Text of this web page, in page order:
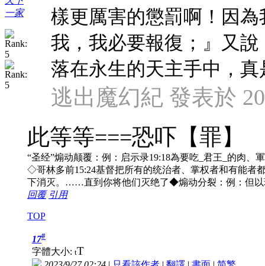
一家
樣更厲害的懲罰啊！因
我，我必要報復；』又
落在永生的天主手中，
逃出魔幻紀 發表於
此等等===恐吓【罪】
“圣经”煽动颠覆：例：启示录19:18為要吃_君王_的肉
◇哥林多前15:24基督把所有的统治者、掌权者和有能者
下消灭。……直到你将他们灭绝了◆煽动分裂：例：但
回覆 引用
TOP
17#
字體大小: tT